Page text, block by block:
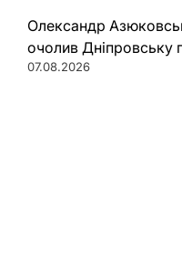
Олександр
очолив Дніпровську
07.08.2026